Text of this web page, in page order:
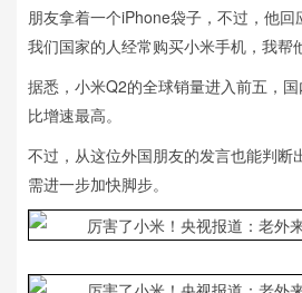
朋友拿着一个iPhone袋子，不过，他回
我们国家的人经常购买小米手机，我帮
据悉，小米Q2的全球销量进入前五，
比增速最高。
不过，从这位外国朋友的发言也能判断
需进一步加快脚步。